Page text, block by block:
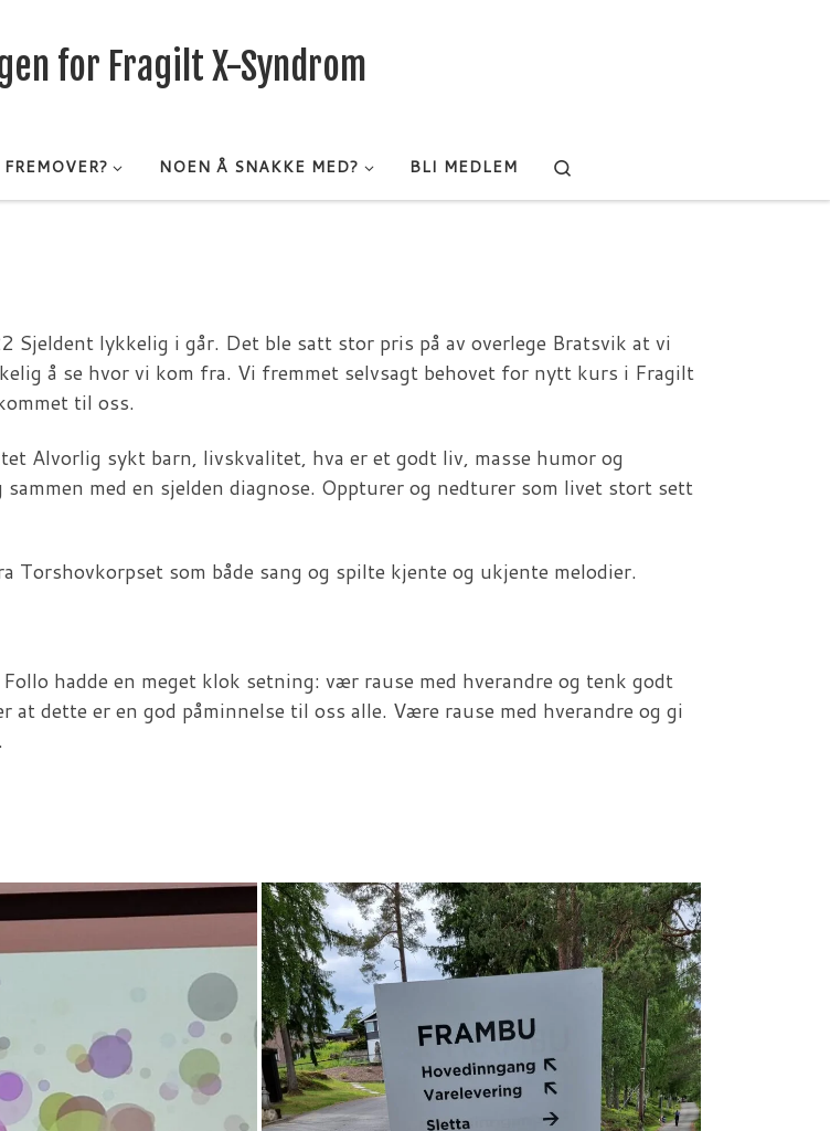
for Fragilt X-Syndrom
NOEN Å SNAKKE MED? BLI MEDLEM
lykkelig i går. Det ble satt stor pris på av overlege Bratsvik at vi
å se hvor vi kom fra. Vi fremmet selvsagt behovet for nytt kurs i Fragilt
til oss.
Alvorlig sykt barn, livskvalitet, hva er et godt liv, masse humor og
med en sjelden diagnose. Oppturer og nedturer som livet stort sett
som både sang og spilte kjente og ukjente melodier.
hadde en meget klok setning: vær rause med hverandre og tenk godt
dette er en god påminnelse til oss alle. Være rause med hverandre og gi